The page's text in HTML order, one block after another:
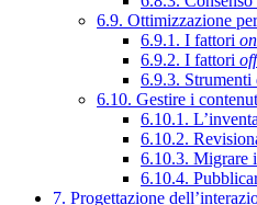
6.9. Ottimizzazione
6.9.1. I fattori
6.9.2. I fattori
6.9.3. Strumenti
6.10. Gestire i
6.10.1.
6.10.2.
6.10.3. Migrare
6.10.4.
7. Progettazione